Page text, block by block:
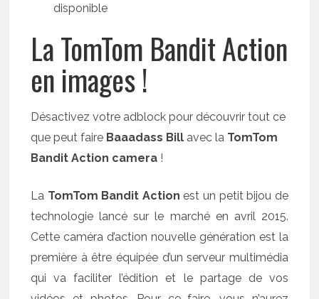
disponible
La TomTom Bandit Action
en images !
Désactivez votre adblock pour découvrir tout ce
que peut faire Baaadass Bill avec la TomTom
Bandit Action camera !
La TomTom Bandit Action est un petit bijou de
technologie lancé sur le marché en avril 2015.
Cette caméra d’action nouvelle génération est la
première à être équipée d’un serveur multimédia
qui va faciliter l’édition et le partage de vos